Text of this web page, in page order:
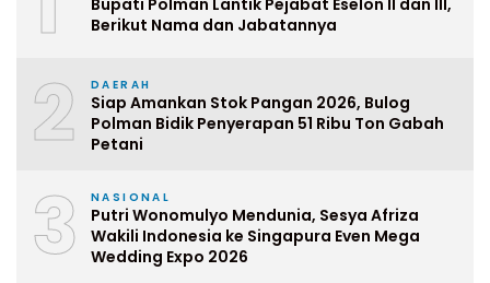
Bupati Polman Lantik Pejabat Eselon II dan III,
Berikut Nama dan Jabatannya
2 DAERAH
Siap Amankan Stok Pangan 2026, Bulog
Polman Bidik Penyerapan 51 Ribu Ton Gabah
Petani
3 NASIONAL
Putri Wonomulyo Mendunia, Sesya Afriza
Wakili Indonesia ke Singapura Even Mega
Wedding Expo 2026